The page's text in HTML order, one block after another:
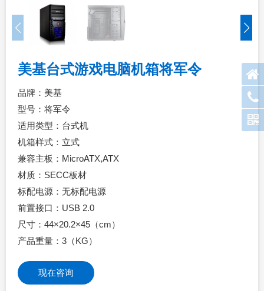
美基台式游戏电脑机箱将军令
品牌：美基
型号：将军令
适用类型：台式机
机箱样式：立式
兼容主板：MicroATX,ATX
材质：SECC板材
标配电源：无标配电源
前置接口：USB 2.0
尺寸：44×20.2×45（cm）
产品重量：3（KG）
现在咨询